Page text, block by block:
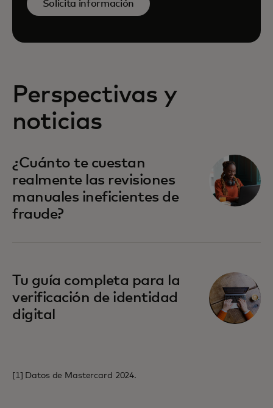
Solicita información
Perspectivas y
noticias
¿Cuánto te cuestan
realmente las revisiones
manuales ineficientes de
fraude?
se abre en una pestaña nueva
Tu guía completa para la
verificación de identidad
digital
se abre en una pestaña nueva
[1] Datos de Mastercard 2024.